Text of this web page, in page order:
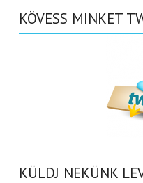
KÖVESS MINKET
KÜLDJ NEKÜNK